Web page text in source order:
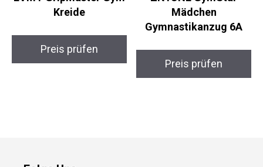
EVMT GripMaster
Gym Kreide
Mädchen
Gymnastikanzug 6A